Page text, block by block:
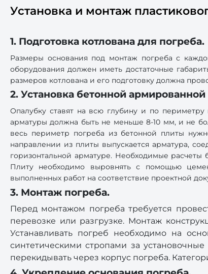
Установка и монтаж
1. Подготовка котлована для погреба.
Размеры основания под монтаж погреба с
оборудования должен иметь достаточные
размеров котлована и его подготовку должна
2. Установка бетонной
Опалубку ставят на всю глубину и по
арматуры должна быть не меньше 8-10 мм, и не
весь периметр погреба из бетонной плиты
направлении из плиты выпускается арматура,
горизонтальной арматуре. Необходимые
Плиту необходимо выровнять с помощью
выполненных работ на соответствие проектной
3. Монтаж погреба.
Перед монтажом погреба требуется
перевозке или разгрузке. Монтаж
Устанавливать погреб необходимо на
синтетическими стропами за
перекидывать через корпус погреба.